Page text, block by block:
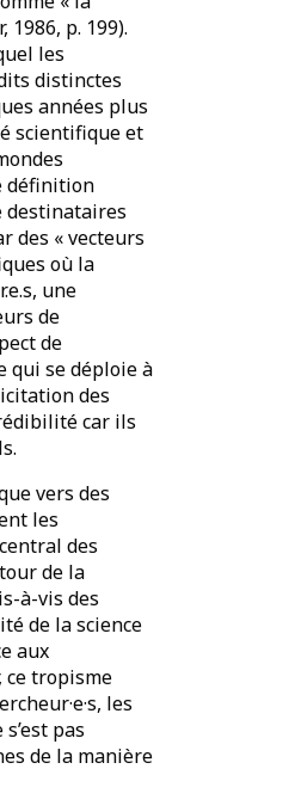
p. 199).
les
distinctes
années plus
scientifique et
définition
destinataires
des « vecteurs
où la
une
de
de
qui se déploie à
des
car ils
vers des
les
des
de la
à-vis des
de la science
aux
ce tropisme
les
pas
de la manière